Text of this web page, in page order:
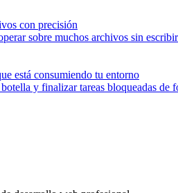
con precisión
sobre muchos archivos sin
está consumiendo tu entorno
y finalizar tareas bloqueadas de